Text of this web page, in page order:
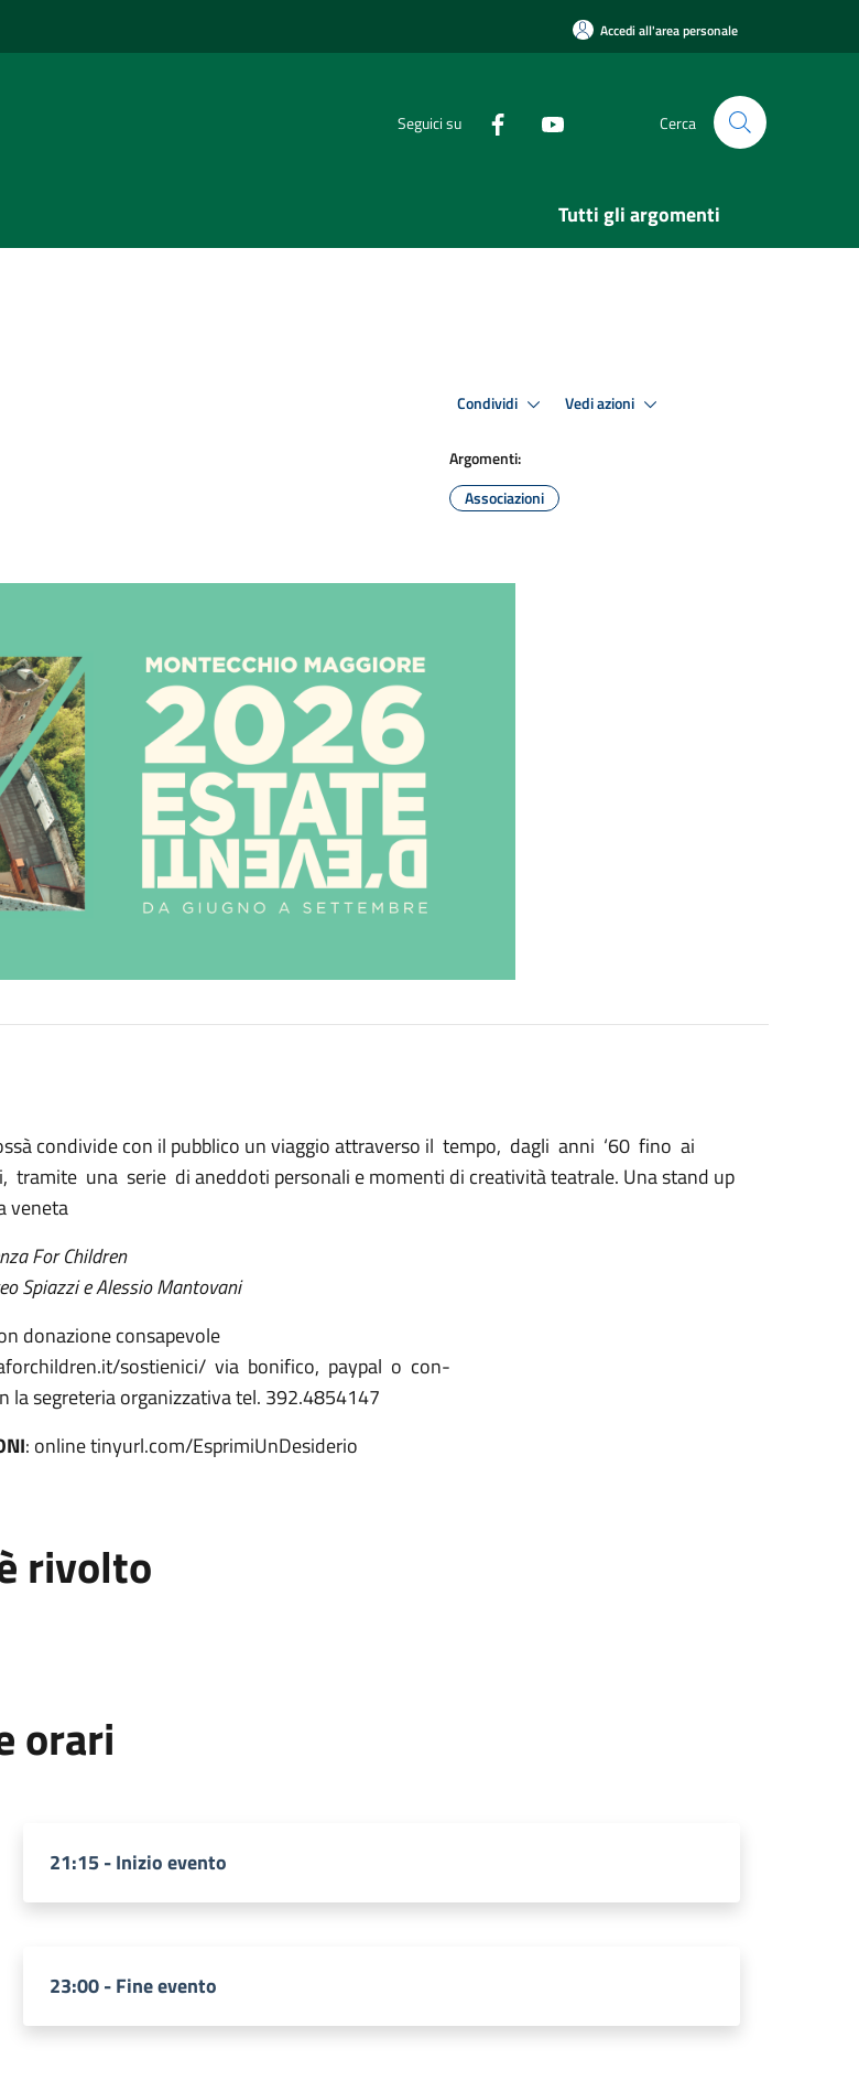
Accedi all'area personale
Seguici su Cerca
Tutti gli argomenti
Condividi Vedi azioni
Argomenti:
Associazioni
condivide con il pubblico un viaggio attraverso il tempo, dagli anni ‘60 fino ai
tramite una serie di aneddoti personali e momenti di creatività teatrale. Una stand up
veneta
For Children
Spiazzi e Alessio Mantovani
donazione consapevole
sostienici/ via bonifico, paypal o con-
la segreteria organizzativa tel. 392.4854147
: online tinyurl.com/EsprimiUnDesiderio
rivolto
orari
21:15 - Inizio evento
23:00 - Fine evento